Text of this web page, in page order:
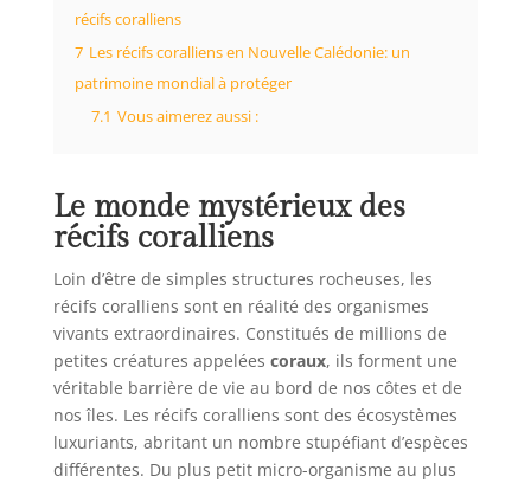
récifs coralliens
7 Les récifs coralliens en Nouvelle Calédonie: un
patrimoine mondial à protéger
7.1 Vous aimerez aussi :
Le monde mystérieux des
récifs coralliens
Loin d’être de simples structures rocheuses, les
récifs coralliens sont en réalité des organismes
vivants extraordinaires. Constitués de millions de
petites créatures appelées coraux, ils forment une
véritable barrière de vie au bord de nos côtes et de
nos îles. Les récifs coralliens sont des écosystèmes
luxuriants, abritant un nombre stupéfiant d’espèces
différentes. Du plus petit micro-organisme au plus